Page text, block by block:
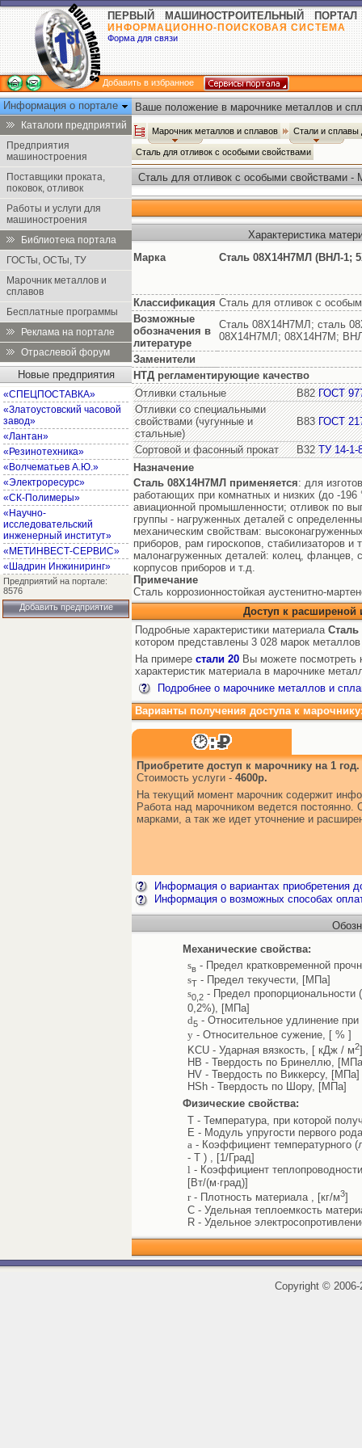
ПЕРВЫЙ МАШИНОСТРОИТЕЛЬНЫЙ ПОРТАЛ
ИНФОРМАЦИОННО-ПОИСКОВАЯ СИСТЕМА
Форма для связи
Добавить в избранное
Информация о портале
Каталоги предприятий
Предприятия
машиностроения
Поставщики проката,
поковок, отливок
Работы и услуги для
машиностроения
Библиотека портала
ГОСТы, ОСТы, ТУ
Марочник металлов и
сплавов
Бесплатные программы
Реклама на портале
Отраслевой форум
Новые предприятия
«СПЕЦПОСТАВКА»
«Златоустовский часовой
завод»
«Лантан»
«Резинотехника»
«Волчематьев А.Ю.»
«Электроресурс»
«СК-Полимеры»
«Научно-
исследовательский
инженерный институт»
«МЕТИНВЕСТ-СЕРВИС»
«Шадрин Инжиниринг»
Предприятий на портале:
8576
Добавить предприятие
Ваше положение в марочнике металлов и
Марочник металлов и сплавов Стали и сплавы
Сталь для отливок с особыми свойствами
Сталь для отливок с особыми свойствами -
Характеристика
Марка
Сталь 08Х14Н7МЛ (ВНЛ-1;
Классификация Сталь для отливок с
Возможные
обозначения в
литературе
Сталь 08Х14Н7МЛ; сталь
08Х14Н7МЛ; 08Х14Н7М;
Заменители
НТД регламентирующие качество
Отливки стальные
В82 ГОСТ
Отливки со специальными
свойствами (чугунные и
стальные)
В83 ГОСТ
Сортовой и фасонный прокат В32 ТУ 14-1-
Назначение
Сталь 08Х14Н7МЛ применяется: для
работающих при комнатных и низких (до -
авиационной промышленности; отливок по
группы - нагруженных деталей с
механическим свойствам:
приборов, рам гироскопов, стабилизаторов
малонагруженных деталей: колец, фланцев,
корпусов приборов и т.д.
Примечание
Сталь коррозионностойкая аустенитно-
Доступ к
Подробные характеристики материала
котором представлены 3 028 марок
На примере стали 20 Вы можете посмотреть
характеристик материала в марочнике
Подробнее о марочнике металлов и
Варианты получения доступа к
Приобретите доступ к марочнику на 1 год.
Стоимость услуги - 4600р.
На текущий момент марочник содержит
Работа над марочником ведется постоянно.
марками, а так же идет уточнение и
Информация о вариантах приобретения
Информация о возможных способах
Механические свойства:
sв - Предел кратковременной
sТ- Предел текучести, [МПа]
s0,2- Предел пропорциональности
0,2%), [МПа]
d5- Относительное удлинение
y- Относительное сужение, [ % ]
KCU - Ударная вязкость, [ кДж / м2]
HB - Твердость по Бринеллю,
HV - Твердость по Виккерсу, [МПа]
HSh - Твердость по Шору, [МПа]
Физические свойства:
T - Температура, при которой
E - Модуль упругости первого
a- Коэффициент температурного
- T ) , [1/Град]
l - Коэффициент
[Вт/(м·град)]
r- Плотность материала , [кг/м3]
C - Удельная теплоемкость
R - Удельное
Copyright ©